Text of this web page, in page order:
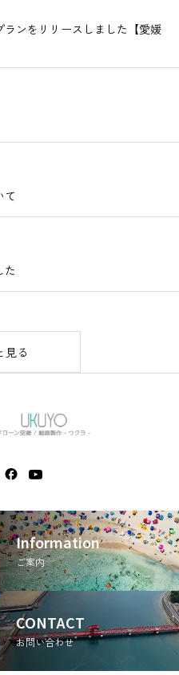
ンをリリースしました【愛媛
て
た
見る
Information
ご案内
CONTACT
お問い合わせ